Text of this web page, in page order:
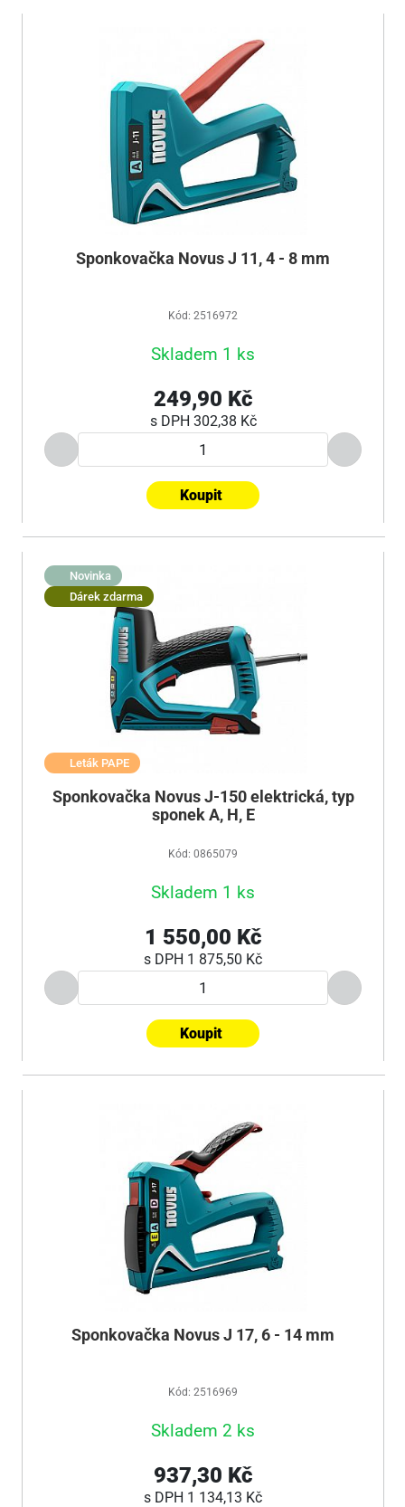
Sponkovačka Novus J 11, 4 - 8 mm
Kód: 2516972
Skladem 1 ks
249,90 Kč
s DPH 302,38 Kč
Koupit
Novinka
Dárek zdarma
Leták PAPE
Sponkovačka Novus J-150 elektrická, typ
sponek A, H, E
Kód: 0865079
Skladem 1 ks
1 550,00 Kč
s DPH 1 875,50 Kč
Koupit
Sponkovačka Novus J 17, 6 - 14 mm
Kód: 2516969
Skladem 2 ks
937,30 Kč
s DPH 1 134,13 Kč